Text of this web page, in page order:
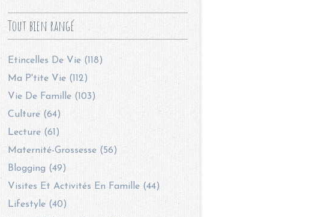
Tout bien rangé
Etincelles De Vie (118)
Ma P'tite Vie (112)
Vie De Famille (103)
Culture (64)
Lecture (61)
Maternité-Grossesse (56)
Blogging (49)
Visites Et Activités En Famille (44)
Lifestyle (40)